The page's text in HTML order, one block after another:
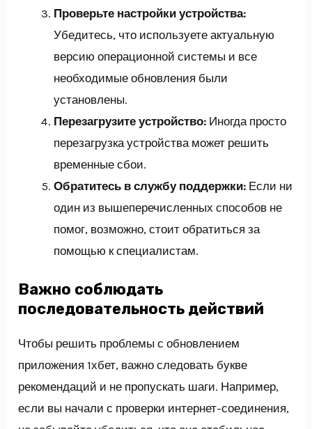
Проверьте настройки устройства:
Убедитесь, что используете актуальную
версию операционной системы и все
необходимые обновления были
установлены.
Перезагрузите устройство: Иногда просто
перезагрузка устройства может решить
временные сбои.
Обратитесь в службу поддержки: Если ни
один из вышеперечисленных способов не
помог, возможно, стоит обратиться за
помощью к специалистам.
Важно соблюдать
последовательность действий
Чтобы решить проблемы с обновлением
приложения 1хбет, важно следовать букве
рекомендаций и не пропускать шаги. Например,
если вы начали с проверки интернет-соединения,